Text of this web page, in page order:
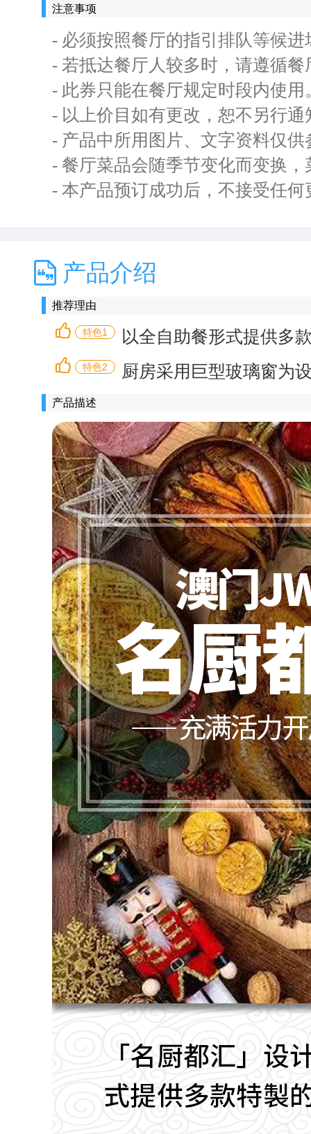
注意事项
- 必须按照餐厅的指引排队等候
- 若抵达餐厅人较多时，请遵循
- 此券只能在餐厅规定时段内使用
- 以上价目如有更改，恕不另行
- 产品中所用图片、文字资料仅供
- 餐厅菜品会随季节变化而变换
- 本产品预订成功后，不接受任何
产品介绍
推荐理由
特色1 以全自助餐形式提供多
特色2 厨房采用巨型玻璃窗为
产品描述